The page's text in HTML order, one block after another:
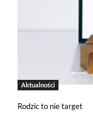
Aktualności
Rodzic to nie target
Jeżeli chcesz
cookies, kliknij w
Akceptuję
Niezbędne
Te pliki cookies